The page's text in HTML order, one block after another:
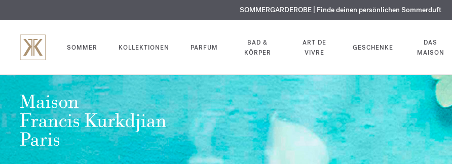
EXKLUSIV | Erhalten Sie OUDvelvet moodin Ihrer Bestellung*
KOSTENLOSE GRAVUR | Auf alle Düfte und Körperöle bis zum 9. August
SOMMERGARDEROBE | Finde deinen persönlichen Sommerduft
SOMMER KOLLEKTIONEN PARFUM
BAD &
KÖRPER
ART DE
VIVRE
GESCHENKE
DAS
MAISON